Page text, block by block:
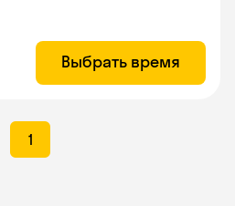
Выбрать время
1